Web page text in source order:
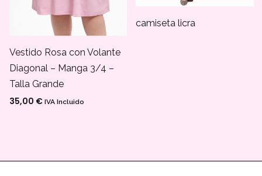
Vestido Rosa con Volante
Diagonal – Manga 3/4 –
Talla Grande
35,00 € IVA Incluido
camiseta licra